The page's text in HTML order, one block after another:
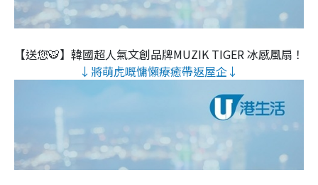
【送您🐯】韓國超人氣文創品牌MUZIK TIGER 冰感風扇！
↓將萌虎嘅慵懶療癒帶返屋企↓